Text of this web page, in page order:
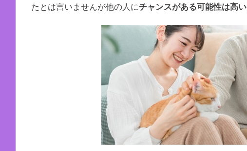
たとは言いませんが他の人にチャンスがある可能性は高い